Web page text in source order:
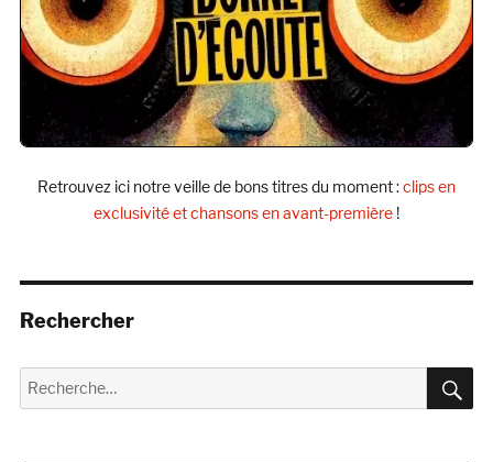
Retrouvez ici notre veille de bons titres du moment :clips en
exclusivité et chansons en avant-première !
Rechercher
Recherche
pour :